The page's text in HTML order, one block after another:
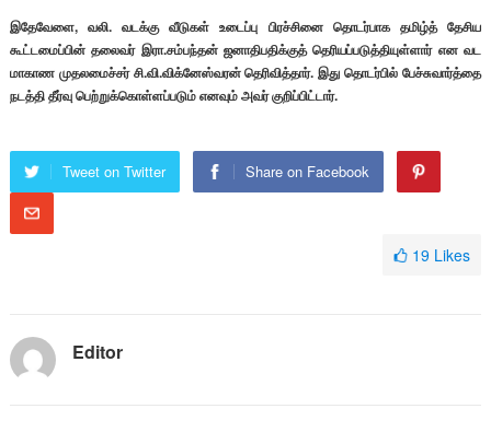
இதேவேளை, வலி. வடக்கு வீடுகள் உடைப்பு பிரச்சினை தொடர்பாக தமிழ்த் தேசிய
கூட்டமைப்பின் தலைவர் இரா.சம்பந்தன் ஜனாதிபதிக்குத் தெரியப்படுத்தியுள்ளார் என வட
மாகாண முதலமைச்சர் சி.வி.விக்னேஸ்வரன் தெரிவித்தார். இது தொடர்பில் பேச்சுவார்த்தை
நடத்தி தீர்வு பெற்றுக்கொள்ளப்படும் எனவும் அவர் குறிப்பிட்டார்.
Tweet on Twitter Share on Facebook
19 Likes
Editor